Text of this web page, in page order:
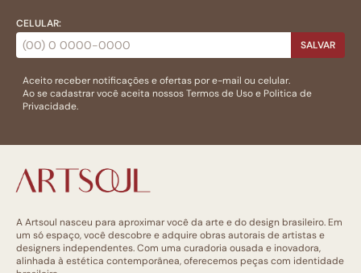
CELULAR:
SALVAR
Aceito receber notificações e ofertas por e-mail ou celular.
Ao se cadastrar você aceita nossosTermos de Usoe Politica de
Privacidade.
A Artsoul nasceu para aproximar você da arte e do design brasileiro. Em
um só espaço, você descobre e adquire obras autorais de artistas e
designers independentes. Com uma curadoria ousada e inovadora,
alinhada à estética contemporânea, oferecemos peças com identidade